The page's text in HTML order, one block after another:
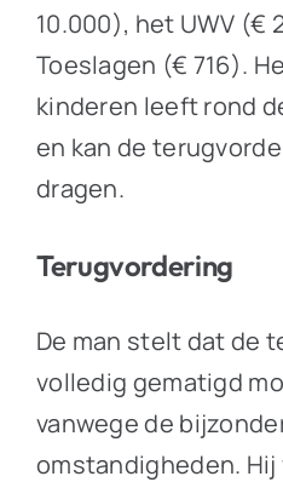
10.000), het UWV (€
Toeslagen (€ 716).
kinderen leeft rond
en kan de
dragen.
Terugvordering
De man stelt dat de
volledig gematigd
vanwege de
omstandigheden.